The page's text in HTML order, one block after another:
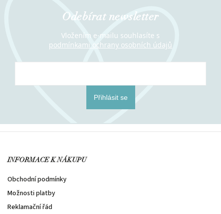
Odebírat newsletter
Vložením e-mailu souhlasíte s
podmínkami ochrany osobních údajů
Přihlásit se
INFORMACE K NÁKUPU
Obchodní podmínky
Možnosti platby
Reklamační řád